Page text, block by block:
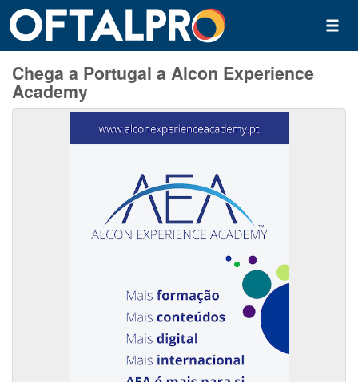
Chega a Portugal a Alcon Experience
Academy